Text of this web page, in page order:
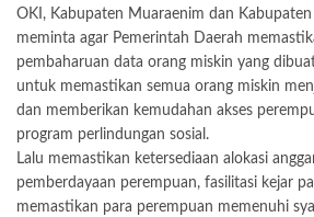
OKI, Kabupaten Muaraenim dan
meminta agar Pemerintah Daerah
pembaharuan data orang miskin yang
untuk memastikan semua orang miskin
dan memberikan kemudahan akses
program perlindungan sosial.
Lalu memastikan ketersediaan alokasi
pemberdayaan perempuan, fasilitasi kejar
memastikan para perempuan memenuhi